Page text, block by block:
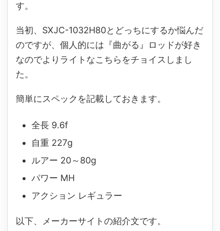
す。
当初、SXJC-1032H80とどっちにするか悩んだ
のですが、個人的には『曲がる』ロッドが好き
なのでよりライトなこちらをチョイスしまし
た。
簡単にスペックを記載しておきます。
全長 9.6f
自重 227g
ルアー 20～80g
パワー MH
アクション レギュラー
以下、メーカーサイトの紹介文です。